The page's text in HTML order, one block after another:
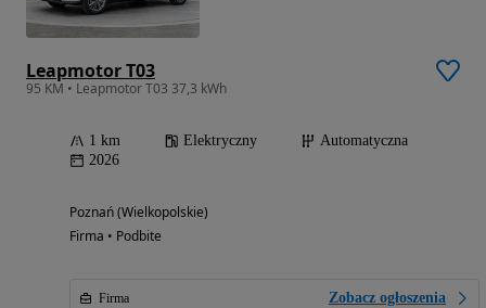
Leapmotor T03
95 KM • Leapmotor T03 37,3 kWh
1 km Elektryczny
Automatyczna
2026
Poznań (Wielkopolskie)
Firma • Podbite
Firma Zobacz ogłoszenia